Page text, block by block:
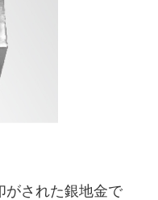
がされた銀地金で